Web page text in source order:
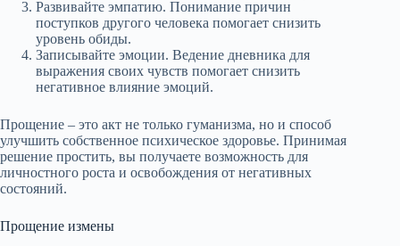
Развивайте эмпатию. Понимание причин
поступков другого человека помогает снизить
уровень обиды.
Записывайте эмоции. Ведение дневника для
выражения своих чувств помогает снизить
негативное влияние эмоций.
Прощение – это акт не только гуманизма, но и способ
улучшить собственное психическое здоровье. Принимая
решение простить, вы получаете возможность для
личностного роста и освобождения от негативных
состояний.
Прощение измены